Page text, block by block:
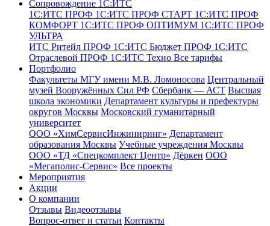
Сопровождение 1С:ИТС
1С:ИТС ПРОФ 1С:ИТС ПРОФ СТАРТ 1С:ИТС ПРОФ
КОМФОРТ 1С:ИТС ПРОФ ОПТИМУМ 1С:ИТС ПРОФ
УЛЬТРА
ИТС Ритейл ПРОФ 1С:ИТС Бюджет ПРОФ 1С:ИТС
Отраслевой ПРОФ 1С:ИТС Техно Все тарифы
Портфолио
Факультеты МГУ имени М.В. Ломоносова Центральный
музей Вооружённых Сил РФ Сбербанк — АСТ Высшая
школа экономики Департамент культуры и префектуры
округов Москвы Московский гуманитарный
университет
ООО «ХимСервисИнжиниринг» Департамент
образования Москвы Учебные учреждения Москвы
ООО «ТД «Спецкомплект Центр» Дёркен ООО
«Мегаполис-Сервис» Все проекты
Мероприятия
Акции
О компании
Отзывы Видеоотзывы
Вопрос-ответ и статьи Контакты